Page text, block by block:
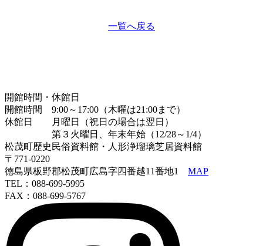
一覧へ戻る
開館時間・休館日
開館時間 9:00～17:00（木曜は21:00まで）
休館日 月曜日（祝日の場合は翌日）
第３火曜日、年末年始（12/28～1/4）
松茂町歴史民俗資料館・人形浄瑠璃芝居資料館
〒771-0220
徳島県板野郡松茂町広島字四番越11番地1 MAP
TEL：088-699-5995
FAX：088-699-5767